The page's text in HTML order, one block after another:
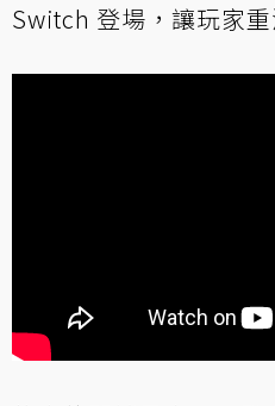
Switch 登場，讓玩家